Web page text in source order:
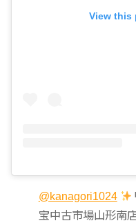
View this
@kanagori1024
宝中古市場山形南